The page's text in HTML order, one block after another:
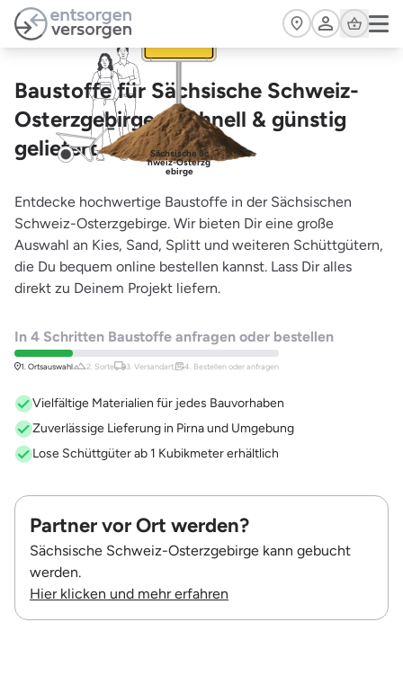
Zum Hauptinhalt springen
Cart
Baustoffe für Sächsische Schweiz-
Osterzgebirge – schnell & günstig
geliefert
Sächsische Sc
hweiz-Osterzg
ebirge
Entdecke hochwertige Baustoffe in der Sächsischen
Schweiz-Osterzgebirge. Wir bieten Dir eine große
Auswahl an Kies, Sand, Splitt und weiteren Schüttgütern,
die Du bequem online bestellen kannst. Lass Dir alles
direkt zu Deinem Projekt liefern.
In 4 Schritten Baustoffe anfragen oder bestellen
1. Ortsauswahl 2. Sorte 3. Versandart, 4. Bestellen oder anfragen
Vielfältige Materialien für jedes Bauvorhaben
Zuverlässige Lieferung in Pirna und Umgebung
Lose Schüttgüter ab 1 Kubikmeter erhältlich
Partner vor Ort werden?
Sächsische Schweiz-Osterzgebirge kann gebucht
werden.
Hier klicken und mehr erfahren